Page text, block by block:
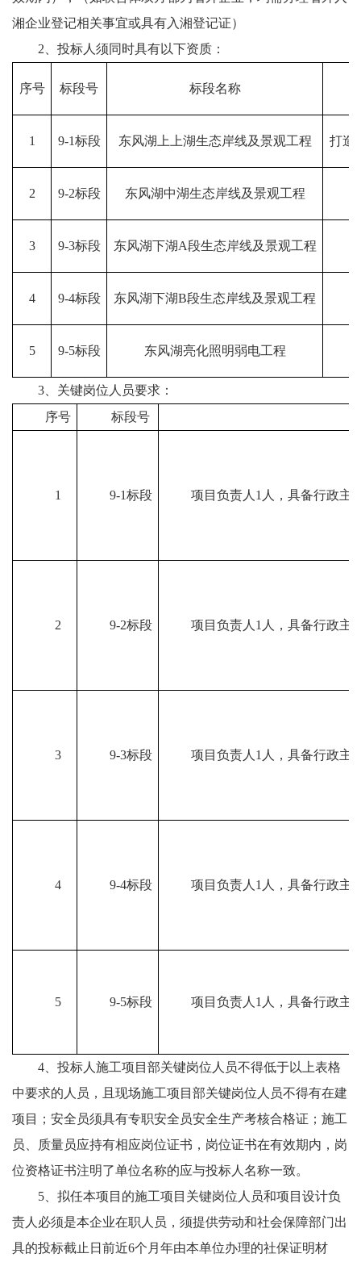
湘企业登记相关事宜或具有入湘登记证）
2、投标人须同时具有以下资质：
序号 标段号 标段名称
1 9-1标段 东风湖上上湖生态岸线及景观工程 打造
2 9-2标段 东风湖中湖生态岸线及景观工程
3 9-3标段 东风湖下湖A段生态岸线及景观工程
4 9-4标段 东风湖下湖B段生态岸线及景观工程
5 9-5标段 东风湖亮化照明弱电工程
3、关键岗位人员要求：
序号
标段号
1 9-1标段 项目负责人1人，具备行政主
2 9-2标段 项目负责人1人，具备行政主
3 9-3标段 项目负责人1人，具备行政主
4 9-4标段 项目负责人1人，具备行政主
5 9-5标段 项目负责人1人，具备行政主
4、投标人施工项目部关键岗位人员不得低于以上表格
中要求的人员，且现场施工项目部关键岗位人员不得有在建
项目；安全员须具有专职安全员安全生产考核合格证；施工
员、质量员应持有相应岗位证书，岗位证书在有效期内，岗
位资格证书注明了单位名称的应与投标人名称一致。
5、拟任本项目的施工项目关键岗位人员和项目设计负
责人必须是本企业在职人员，须提供劳动和社会保障部门出
具的投标截止日前近6个月年由本单位办理的社保证明材